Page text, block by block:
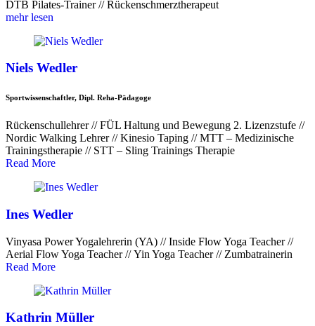
DTB Pilates-Trainer // Rückenschmerztherapeut
mehr lesen
Niels Wedler
Sportwissenschaftler, Dipl. Reha-Pädagoge
Rückenschullehrer // FÜL Haltung und Bewegung 2. Lizenzstufe //
Nordic Walking Lehrer // Kinesio Taping // MTT – Medizinische
Trainingstherapie // STT – Sling Trainings Therapie
Read More
Ines Wedler
Vinyasa Power Yogalehrerin (YA) // Inside Flow Yoga Teacher //
Aerial Flow Yoga Teacher // Yin Yoga Teacher // Zumbatrainerin
Read More
Kathrin Müller